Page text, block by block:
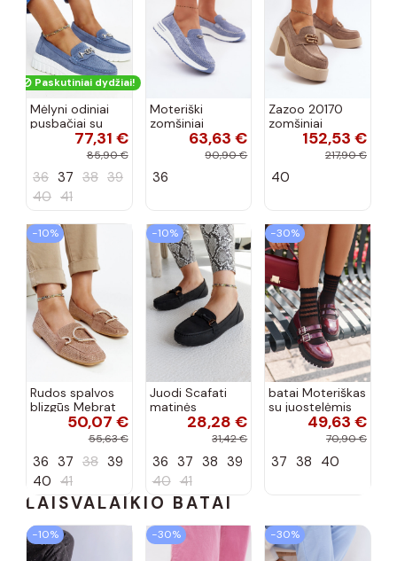
Paskutiniai dydžiai!
Mėlyni odiniai
pusbačiai su
dekoratyvine
sagtimi Taija
77,31 €
85,90 €
36 37 38 39
40 41
Moteriški
zomšiniai
mokasinai
Demela mėlynos
63,63 €
90,90 €
36
Zazoo 20170
zomšiniai
bateliai su
kulniukais smėlio
152,53 €
217,90 €
40
−10%
Rudos spalvos
blizgūs Mebrat
bateliai50,07 €
55,63 €
36 37 38 39
40 41
−10%
Juodi Scafati
matinės
apdailos bateliai
28,28 €
31,42 €
36 37 38 39
40 41
−30%
batai Moteriškas
su juostelėmis
su lako efektu
bordo spalvos
49,63 €
70,90 €
37 38 40
LAISVALAIKIO BATAI
−10% −30% −30%